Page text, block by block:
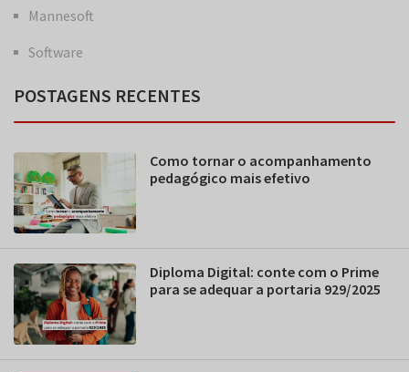
Mannesoft
Software
POSTAGENS RECENTES
Como tornar o acompanhamento
pedagógico mais efetivo
Diploma Digital: conte com o Prime
para se adequar a portaria 929/2025